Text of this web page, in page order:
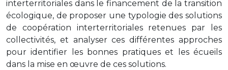
interterritoriales dans le financement de la transition
écologique, de proposer une typologie des solutions
de coopération interterritoriales retenues par les
collectivités, et analyser ces différentes approches
pour identifier les bonnes pratiques et les écueils
dans la mise en œuvre de ces solutions.